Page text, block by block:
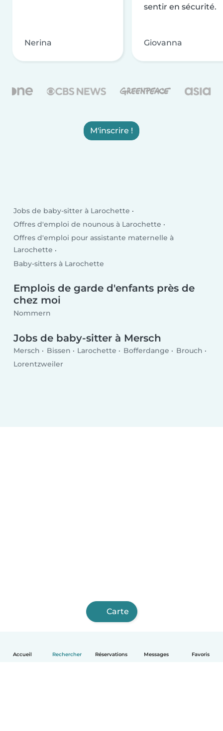
Accueil Rechercher Réservations Messages Favoris
Nerina
sentir en sécurité.
Giovanna
M'inscrire !
Jobs de baby-sitter à Larochette
Offres d'emploi de nounous à Larochette
Offres d'emploi pour assistante maternelle à
Larochette
Baby-sitters à Larochette
Emplois de garde d'enfants près de
chez moi
Nommern
Jobs de baby-sitter à Mersch
Mersch Bissen Larochette Bofferdange
Brouch
Lorentzweiler
Carte